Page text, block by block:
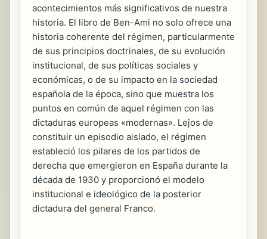
acontecimientos más significativos de nuestra
historia. El libro de Ben-Ami no solo ofrece una
historia coherente del régimen, particularmente
de sus principios doctrinales, de su evolución
institucional, de sus políticas sociales y
económicas, o de su impacto en la sociedad
española de la época, sino que muestra los
puntos en común de aquel régimen con las
dictaduras europeas «modernas». Lejos de
constituir un episodio aislado, el régimen
estableció los pilares de los partidos de
derecha que emergieron en España durante la
década de 1930 y proporcionó el modelo
institucional e ideológico de la posterior
dictadura del general Franco.